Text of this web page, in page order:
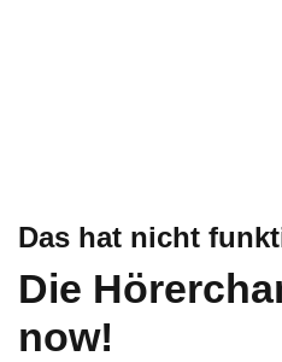
Das hat nicht
Die
now!